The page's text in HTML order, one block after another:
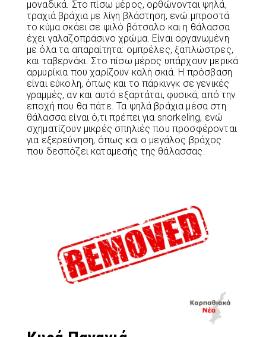
μοναδικά. Στο πίσω μέρος, ορθώνονται ψηλά,
τραχιά βράχια με λίγη βλάστηση, ενώ μπροστά
το κύμα σκάει σε ψιλό βότσαλο και η θάλασσα
έχει γαλαζοπράσινο χρώμα. Είναι οργανωμένη
με όλα τα απαραίτητα: ομπρέλες, ξαπλώστρες,
και ταβερνάκι. Στο πίσω μέρος υπάρχουν μερικά
αρμυρίκια που χαρίζουν καλή σκιά. Η πρόσβαση
είναι εύκολη, όπως και το πάρκινγκ σε γενικές
γραμμές, αν και αυτό εξαρτάται, φυσικά, από την
εποχή που θα πάτε. Τα ψηλά βράχια μέσα στη
θάλασσα είναι ό,τι πρέπει για snorkeling, ενώ
σχηματίζουν μικρές σπηλιές που προσφέρονται
για εξερεύνηση, όπως και ο μεγάλος βράχος
που δεσπόζει καταμεσής της θάλασσας.